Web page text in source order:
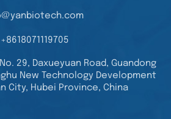
: No. 29, Daxueyuan Road, Guandong
New Technology Development
City, Hubei Province, China